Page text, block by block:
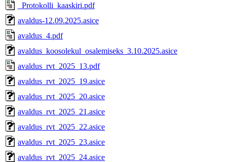
_Protokolli_kaaskiri.pdf
avaldus-12.09.2025.asice
avaldus_4.pdf
avaldus_koosolekul_osalemiseks_3.10.2025.asice
avaldus_rvt_2025_13.pdf
avaldus_rvt_2025_19.asice
avaldus_rvt_2025_20.asice
avaldus_rvt_2025_21.asice
avaldus_rvt_2025_22.asice
avaldus_rvt_2025_23.asice
avaldus_rvt_2025_24.asice